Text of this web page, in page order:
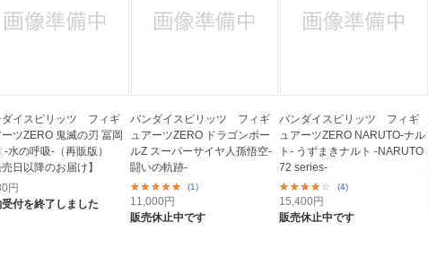
ダイスピリッツ フィギ
ーツZERO 鬼滅の刃 冨岡
-水の呼吸-（再販版）
売日以降のお届け】
円
付を終了しました
バンダイスピリッツ フィギ
ュアーツZERO ドラゴンボー
ルZ スーパーサイヤ人孫悟空-
闘いの軌跡-
(1)
11,000円
販売休止中です
バンダイスピリッツ フィギ
ュアーツZERO NARUTO-ナル
ト- うずまきナルト -NARUTO
72 series-
(4)
15,400円
販売休止中です